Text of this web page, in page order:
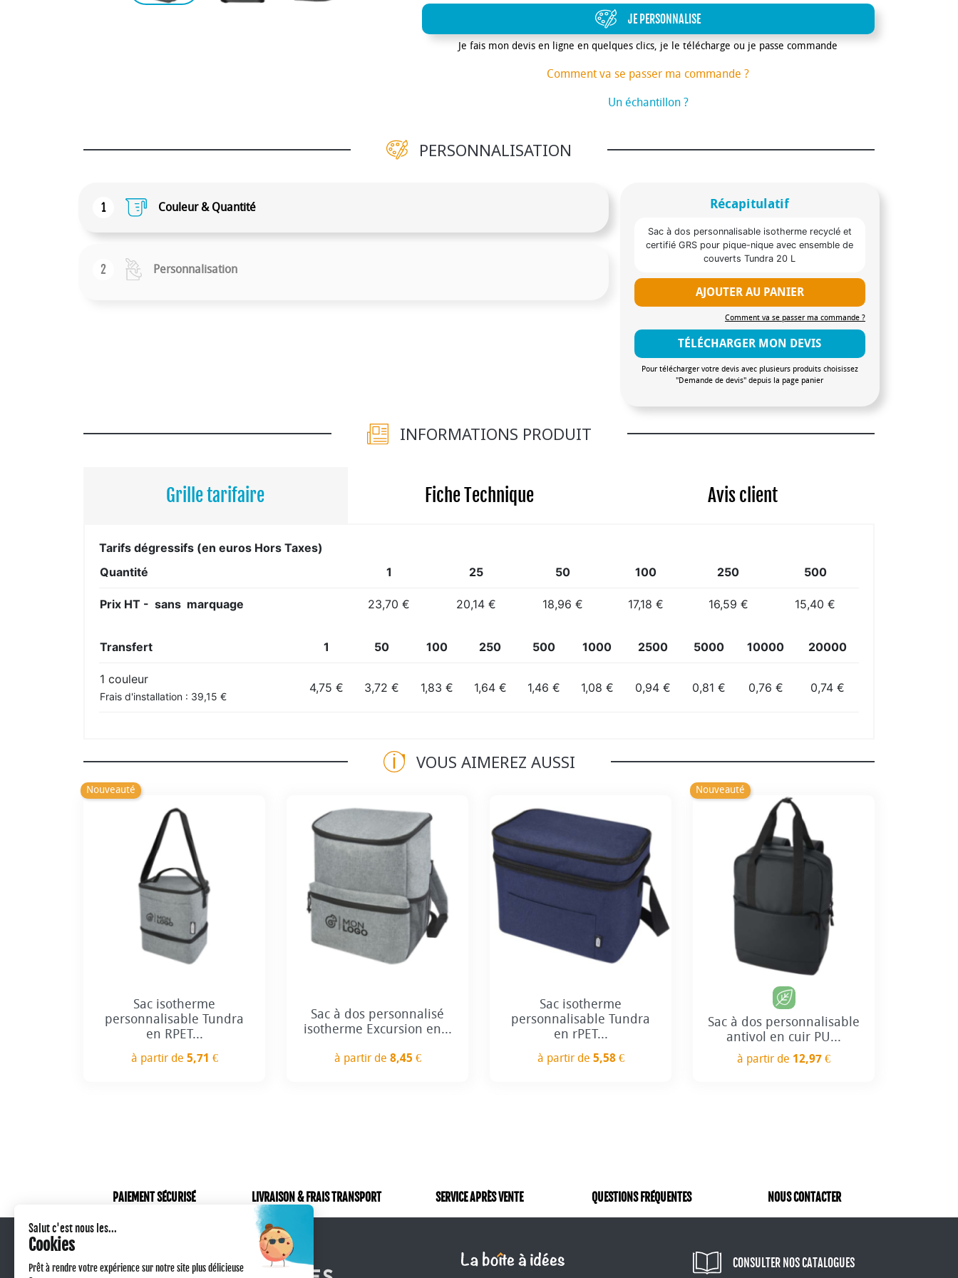
JE PERSONNALISE
Je fais mon devis en ligne en quelques clics, je le télécharge ou je passe commande
Comment va se passer ma commande ?
Un échantillon ?
PERSONNALISATION
1 Couleur & Quantité
2 Personnalisation
Récapitulatif
Sac à dos personnalisable isotherme recyclé et
certifié GRS pour pique-nique avec ensemble de
couverts Tundra 20 L
AJOUTER AU PANIER
Comment va se passer ma commande ?
TÉLÉCHARGER MON DEVIS
Pour télécharger votre devis avec plusieurs produits choisissez
"Demande de devis" depuis la page panier
INFORMATIONS PRODUIT
Grille tarifaire Fiche Technique Avis client
Tarifs dégressifs (en euros Hors Taxes)
Quantité
1 25 50 100 250 500
Prix HT - sans marquage 23,70 € 20,14 € 18,96 € 17,18 € 16,59 € 15,40 €
Transfert 1 50 100 250 500 1000 2500 5000 10000 20000
1 couleur
Frais d'installation : 39,15 €
4,75 € 3,72 € 1,83 € 1,64 € 1,46 € 1,08 € 0,94 € 0,81 € 0,76 € 0,74 €
VOUS AIMEREZ AUSSI
Nouveauté
Sac isotherme
personnalisable Tundra
en RPET...
à partir de 5,71 €
Sac à dos personnalisé
isotherme Excursion en...
à partir de 8,45 €
Sac isotherme
personnalisable Tundra
en rPET...
à partir de 5,58 €
Nouveauté
Sac à dos personnalisable
antivol en cuir PU...
à partir de 12,97 €
PAIEMENT SÉCURISÉ LIVRAISON & FRAIS TRANSPORT SERVICE APRÈS VENTE QUESTIONS FRÉQUENTES NOUS CONTACTER
CONSULTER NOS CATALOGUES